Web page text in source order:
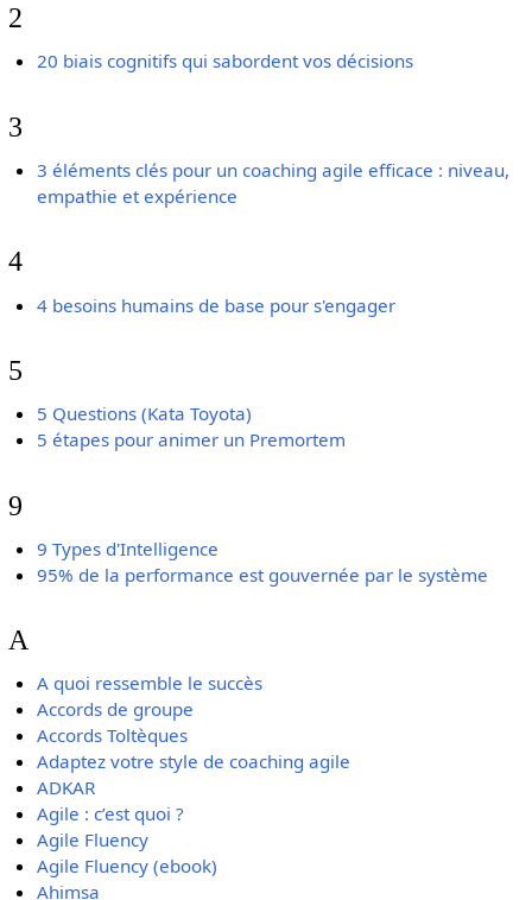
2
20 biais cognitifs qui sabordent vos décisions
3
3 éléments clés pour un coaching agile efficace : niveau,
empathie et expérience
4
4 besoins humains de base pour s'engager
5
5 Questions (Kata Toyota)
5 étapes pour animer un Premortem
9
9 Types d'Intelligence
95% de la performance est gouvernée par le système
A
A quoi ressemble le succès
Accords de groupe
Accords Toltèques
Adaptez votre style de coaching agile
ADKAR
Agile : c’est quoi ?
Agile Fluency
Agile Fluency (ebook)
Ahimsa